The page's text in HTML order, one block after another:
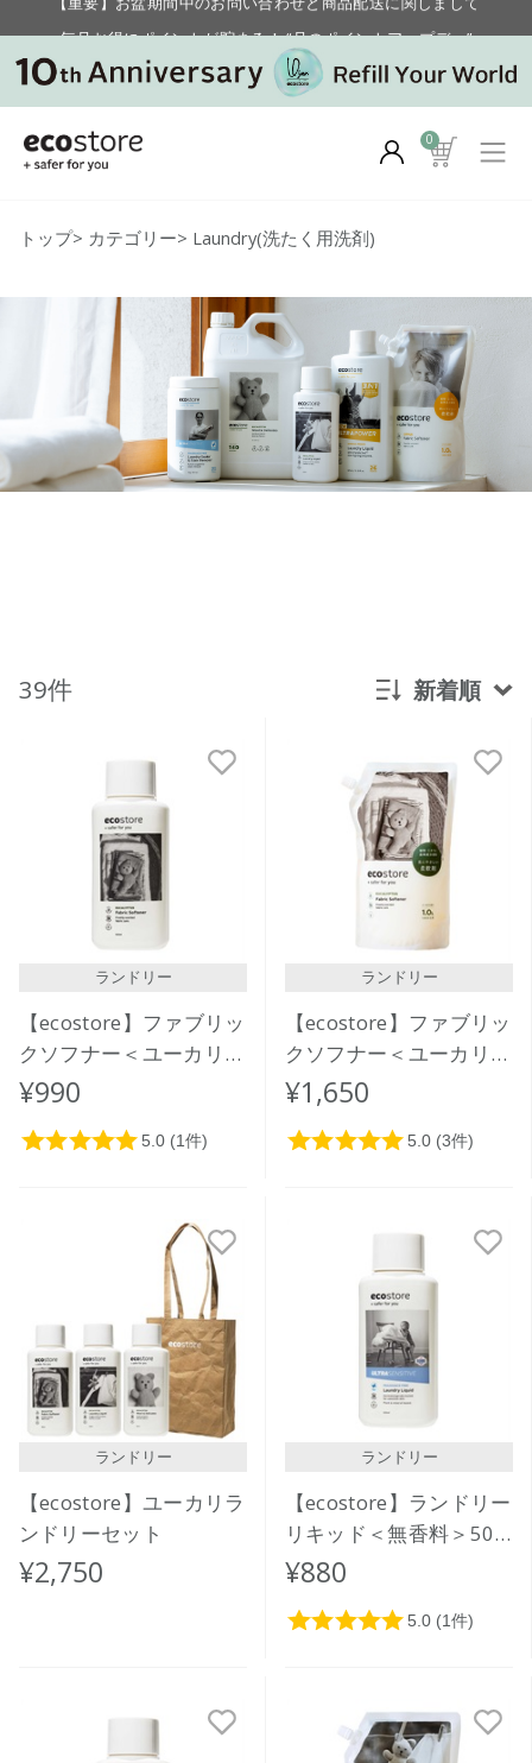
毎月お得にポイントが貯まる！ “月のポイントアップデー”
【重要】お盆期間中のお問い合わせと商品配送に関しまして
毎月お得にポイントが貯まる！ “月のポイントアップデー”
0
トップ> カテゴリー> Laundry(洗たく用洗剤)
39件 新着順
発売日順
価格が安い
価格が高い
レビューが多い順
ランドリー
【ecostore】ファブリッ
クソフナー＜ユーカリ＞
500ｍL
¥990
ランドリー
【ecostore】ファブリッ
クソフナー＜ユーカリ＞
リフィルパック1L
¥1,650
ランドリー
【ecostore】ユーカリラ
ンドリーセット
¥2,750
ランドリー
【ecostore】ランドリー
リキッド＜無香料＞500
ｍL
¥880